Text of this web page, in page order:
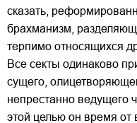
сказать,
брахманизм,
терпимо относящихся
Все секты одинаково
сущего,
непрестанно ведущего
этой целью он время